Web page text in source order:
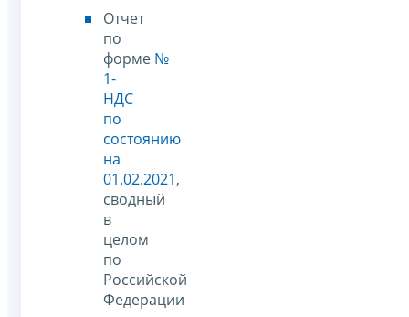
Отчет
по
форме №
1-
НДС
по
состоянию
на
01.02.2021,
сводный
в
целом
по
Российской
Федерации